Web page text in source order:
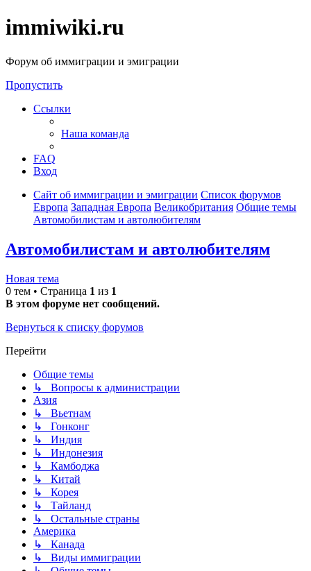
immiwiki.ru
Форум об иммиграции и эмиграции
Пропустить
Ссылки
Наша команда
FAQ
Вход
Сайт об иммиграции и эмиграции Список форумов
Европа Западная Европа Великобритания Общие темы
Автомобилистам и автолюбителям
Автомобилистам и автолюбителям
Новая тема
0 тем • Страница 1 из 1
В этом форуме нет сообщений.
Вернуться к списку форумов
Перейти
Общие темы
↳ Вопросы к администрации
Азия
↳ Вьетнам
↳ Гонконг
↳ Индия
↳ Индонезия
↳ Камбоджа
↳ Китай
↳ Корея
↳ Тайланд
↳ Остальные страны
Америка
↳ Канада
↳ Виды иммиграции